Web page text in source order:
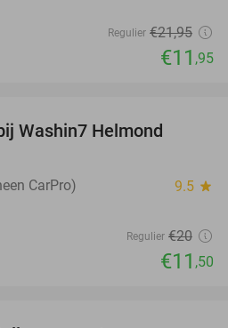
Regulier €21,95
€11 ,95
Washin7 Helmond
CarPro) 9.5 star
Regulier €20
€11 ,50